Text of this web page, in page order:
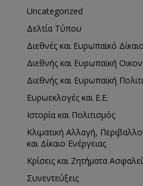
Uncategorized
Δελτία Τύπου
Διεθνές και Ευρωπαϊκό Δίκαιο
Διεθνής και Ευρωπαϊκή
Διεθνής και Ευρωπαϊκή
Ευρωεκλογές και Ε.Ε.
Ιστορία και Πολιτισμός
Κλιματική Αλλαγή,
και Δίκαιο Ενέργειας
Κρίσεις και Ζητήματα
Συνεντεύξεις